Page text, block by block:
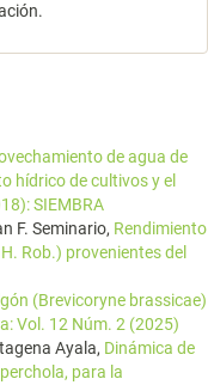
de agua de
hídrico de cultivos y el
SIEMBRA
F. Seminario, Rendimiento
Rob.) provenientes del
(Brevicoryne brassicae)
Vol. 12 Núm. 2 (2025)
Ayala, Dinámica de
para la